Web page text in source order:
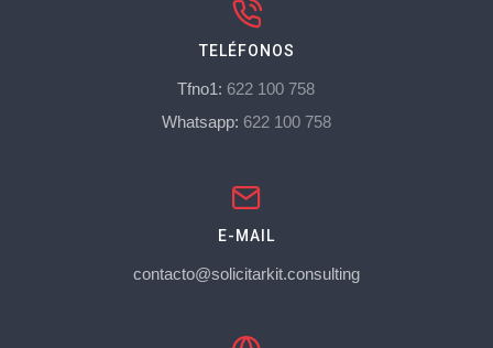
TELÉFONOS
Tfno1: 622 100 758
Whatsapp: 622 100 758
E-MAIL
contacto@solicitarkit.consulting